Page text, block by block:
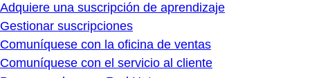
Adquiere una suscripción de aprendizaje
Gestionar suscripciones
Comuníquese con la oficina de ventas
Comuníquese con el servicio al cliente